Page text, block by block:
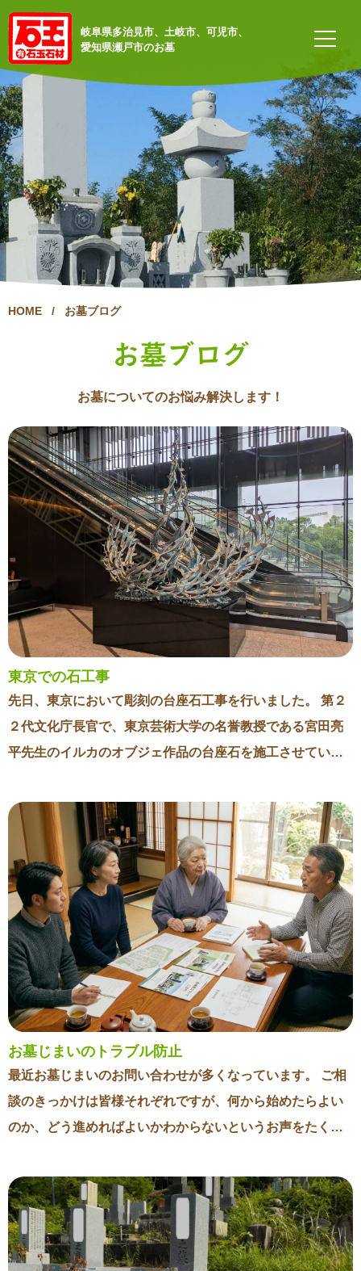
岐阜県多治見市、土岐市、可児市、
愛知県瀬戸市のお墓
HOME / お墓ブログ
お墓ブログ
お墓についてのお悩み解決します！
東京での石工事
先日、東京において彫刻の台座石工事を行いました。 第２
２代文化庁長官で、東京芸術大学の名誉教授である宮田亮
平先生のイルカのオブジェ作品の台座石を施工させていた
の大きなもので、板状の石を貼り合わせて作成しました。
作品を含めた重量や台座石の強度、現場での搬入や施工方
法など多くの課題がある中で、１つ１つ問題をクリアして
いき、無事工事を終えることができました。 素晴らしい作
品に対して、黒みかげ石の重厚感がとても調和がとれてお
り、作品を引き立てることができているのではないかと感
じています。 このような後世に残る作品に携わることがで
きてとても感謝の気持ちです。
お墓じまいのトラブル防止
最近お墓じまいのお問い合わせが多くなっています。 ご相
談のきっかけは皆様それぞれですが、何から始めたらよい
のか、どう進めればよいかわからないというお声をたくさ
ることです。 家族(子供)に迷惑をかけたくない、自分が元
気なうちにという思いからご本人様だけで進められるケー
スもありますが、これがトラブルの元になるかもしれませ
ん。 お墓じまいを済ませた後でお墓じまいしたことを知っ